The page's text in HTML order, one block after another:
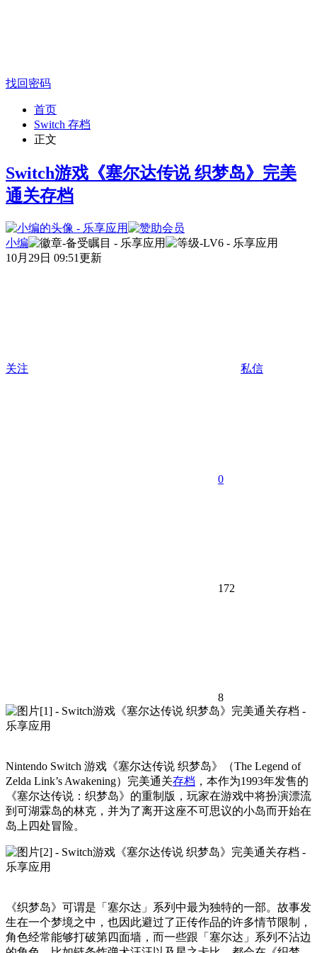
找回密码
首页
Switch 存档
正文
Switch游戏《塞尔达传说 织梦岛》完美
通关存档
小编
10月29日 09:51更新
关注 私信
0
172
8
Nintendo Switch 游戏《塞尔达传说 织梦岛》（The Legend of
Zelda Link’s Awakening）完美通关存档 ，本作为1993年发售的
《塞尔达传说：织梦岛》的重制版，玩家在游戏中将扮演漂流
到可湖霖岛的林克，并为了离开这座不可思议的小岛而开始在
岛上四处冒险。
《织梦岛》可谓是「塞尔达」系列中最为独特的一部。故事发
生在一个梦境之中，也因此避过了正传作品的许多情节限制，
角色经常能够打破第四面墙，而一些跟「塞尔达」系列不沾边